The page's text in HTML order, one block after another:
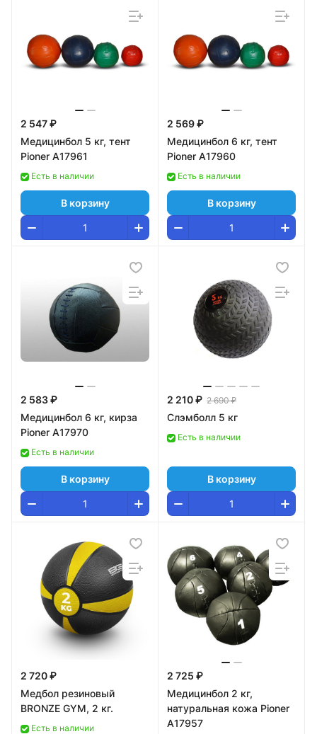
2 547 ₽
Медицинбол 5 кг, тент
Pioner A17961
Есть в наличии
В корзину
2 569 ₽
Медицинбол 6 кг, тент
Pioner A17960
Есть в наличии
В корзину
2 583 ₽
Медицинбол 6 кг, кирза
Pioner A17970
Есть в наличии
В корзину
2 210 ₽ 2 690 ₽
Слэмболл 5 кг
Есть в наличии
В корзину
2 720 ₽
Медбол резиновый
BRONZE GYM, 2 кг.
Есть в наличии
2 725 ₽
Медицинбол 2 кг,
натуральная кожа Pioner
A17957